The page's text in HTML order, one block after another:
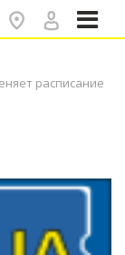
расписание